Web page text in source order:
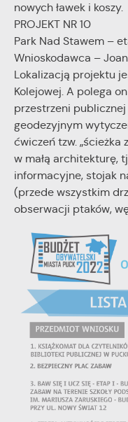
nowych ławek i koszy.
PROJEKT NR 10
Park Nad Stawem –
Wnioskodawca –
Lokalizacją projektu
Kolejowej. A polega
przestrzeni
geodezyjnym
ćwiczeń tzw. „ścieżka
w małą architekturę,
informacyjne, stojak
(przede wszystkim
obserwacji ptaków,